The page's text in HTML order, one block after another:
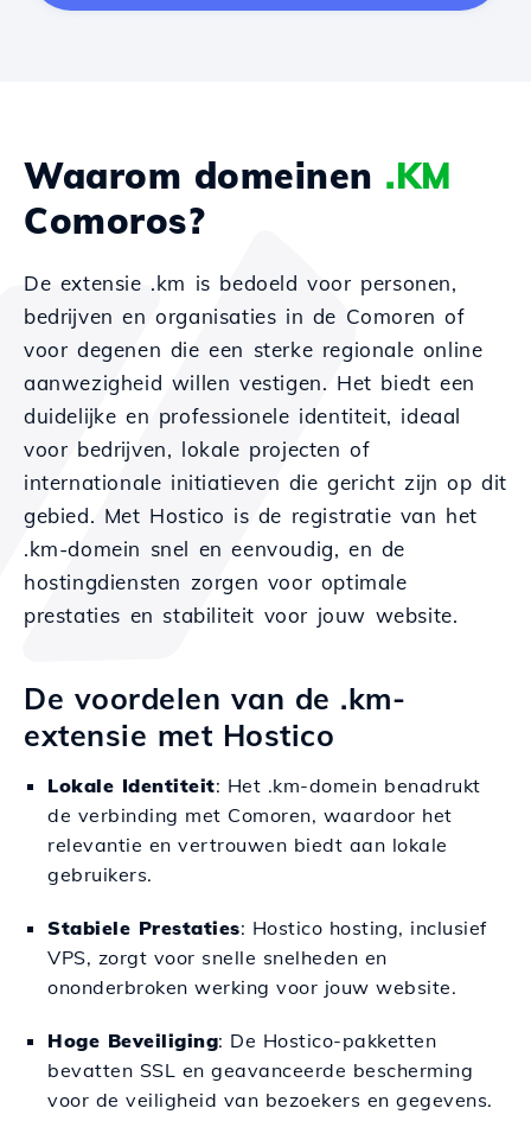
Waarom domeinen .KM
Comoros?
De extensie .km is bedoeld voor personen,
bedrijven en organisaties in de Comoren of
voor degenen die een sterke regionale online
aanwezigheid willen vestigen. Het biedt een
duidelijke en professionele identiteit, ideaal
voor bedrijven, lokale projecten of
internationale initiatieven die gericht zijn op dit
gebied. Met Hostico is de registratie van het
.km-domein snel en eenvoudig, en de
hostingdiensten zorgen voor optimale
prestaties en stabiliteit voor jouw website.
De voordelen van de .km-
extensie met Hostico
Lokale Identiteit: Het .km-domein benadrukt
de verbinding met Comoren, waardoor het
relevantie en vertrouwen biedt aan lokale
gebruikers.
Stabiele Prestaties: Hostico hosting, inclusief
VPS, zorgt voor snelle snelheden en
ononderbroken werking voor jouw website.
Hoge Beveiliging: De Hostico-pakketten
bevatten SSL en geavanceerde bescherming
voor de veiligheid van bezoekers en gegevens.